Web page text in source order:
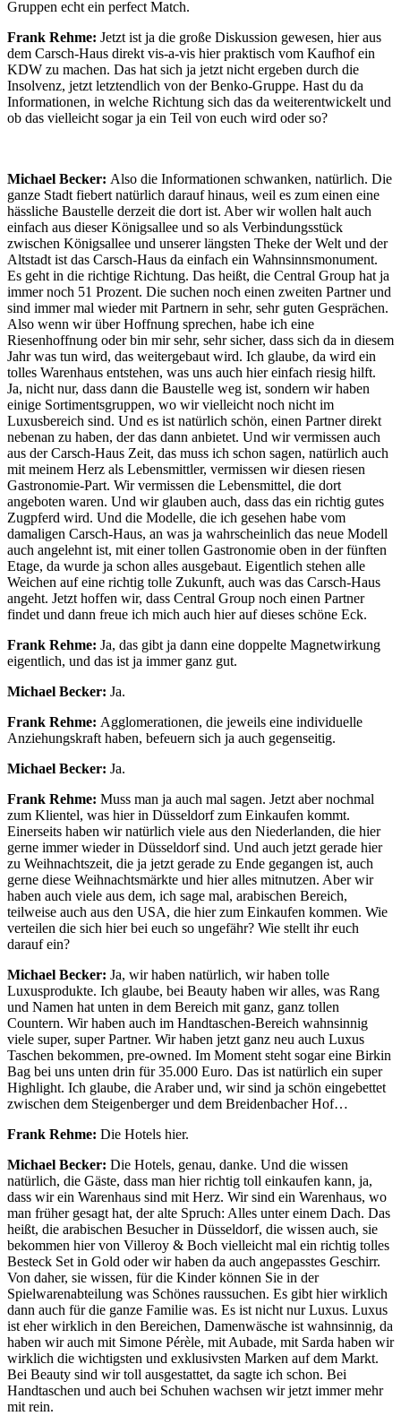
Gruppen echt ein perfect Match.
Frank Rehme: Jetzt ist ja die große Diskussion gewesen, hier aus
dem Carsch-Haus direkt vis-a-vis hier praktisch vom Kaufhof ein
KDW zu machen. Das hat sich ja jetzt nicht ergeben durch die
Insolvenz, jetzt letztendlich von der Benko-Gruppe. Hast du da
Informationen, in welche Richtung sich das da weiterentwickelt und
ob das vielleicht sogar ja ein Teil von euch wird oder so?
Michael Becker: Also die Informationen schwanken, natürlich. Die
ganze Stadt fiebert natürlich darauf hinaus, weil es zum einen eine
hässliche Baustelle derzeit die dort ist. Aber wir wollen halt auch
einfach aus dieser Königsallee und so als Verbindungsstück
zwischen Königsallee und unserer längsten Theke der Welt und der
Altstadt ist das Carsch-Haus da einfach ein Wahnsinnsmonument.
Es geht in die richtige Richtung. Das heißt, die Central Group hat ja
immer noch 51 Prozent. Die suchen noch einen zweiten Partner und
sind immer mal wieder mit Partnern in sehr, sehr guten Gesprächen.
Also wenn wir über Hoffnung sprechen, habe ich eine
Riesenhoffnung oder bin mir sehr, sehr sicher, dass sich da in diesem
Jahr was tun wird, das weitergebaut wird. Ich glaube, da wird ein
tolles Warenhaus entstehen, was uns auch hier einfach riesig hilft.
Ja, nicht nur, dass dann die Baustelle weg ist, sondern wir haben
einige Sortimentsgruppen, wo wir vielleicht noch nicht im
Luxusbereich sind. Und es ist natürlich schön, einen Partner direkt
nebenan zu haben, der das dann anbietet. Und wir vermissen auch
aus der Carsch-Haus Zeit, das muss ich schon sagen, natürlich auch
mit meinem Herz als Lebensmittler, vermissen wir diesen riesen
Gastronomie-Part. Wir vermissen die Lebensmittel, die dort
angeboten waren. Und wir glauben auch, dass das ein richtig gutes
Zugpferd wird. Und die Modelle, die ich gesehen habe vom
damaligen Carsch-Haus, an was ja wahrscheinlich das neue Modell
auch angelehnt ist, mit einer tollen Gastronomie oben in der fünften
Etage, da wurde ja schon alles ausgebaut. Eigentlich stehen alle
Weichen auf eine richtig tolle Zukunft, auch was das Carsch-Haus
angeht. Jetzt hoffen wir, dass Central Group noch einen Partner
findet und dann freue ich mich auch hier auf dieses schöne Eck.
Frank Rehme: Ja, das gibt ja dann eine doppelte Magnetwirkung
eigentlich, und das ist ja immer ganz gut.
Michael Becker: Ja.
Frank Rehme: Agglomerationen, die jeweils eine individuelle
Anziehungskraft haben, befeuern sich ja auch gegenseitig.
Michael Becker: Ja.
Frank Rehme: Muss man ja auch mal sagen. Jetzt aber nochmal
zum Klientel, was hier in Düsseldorf zum Einkaufen kommt.
Einerseits haben wir natürlich viele aus den Niederlanden, die hier
gerne immer wieder in Düsseldorf sind. Und auch jetzt gerade hier
zu Weihnachtszeit, die ja jetzt gerade zu Ende gegangen ist, auch
gerne diese Weihnachtsmärkte und hier alles mitnutzen. Aber wir
haben auch viele aus dem, ich sage mal, arabischen Bereich,
teilweise auch aus den USA, die hier zum Einkaufen kommen. Wie
verteilen die sich hier bei euch so ungefähr? Wie stellt ihr euch
darauf ein?
Michael Becker: Ja, wir haben natürlich, wir haben tolle
Luxusprodukte. Ich glaube, bei Beauty haben wir alles, was Rang
und Namen hat unten in dem Bereich mit ganz, ganz tollen
Countern. Wir haben auch im Handtaschen-Bereich wahnsinnig
viele super, super Partner. Wir haben jetzt ganz neu auch Luxus
Taschen bekommen, pre-owned. Im Moment steht sogar eine Birkin
Bag bei uns unten drin für 35.000 Euro. Das ist natürlich ein super
Highlight. Ich glaube, die Araber und, wir sind ja schön eingebettet
zwischen dem Steigenberger und dem Breidenbacher Hof…
Frank Rehme: Die Hotels hier.
Michael Becker: Die Hotels, genau, danke. Und die wissen
natürlich, die Gäste, dass man hier richtig toll einkaufen kann, ja,
dass wir ein Warenhaus sind mit Herz. Wir sind ein Warenhaus, wo
man früher gesagt hat, der alte Spruch: Alles unter einem Dach. Das
heißt, die arabischen Besucher in Düsseldorf, die wissen auch, sie
bekommen hier von Villeroy & Boch vielleicht mal ein richtig tolles
Besteck Set in Gold oder wir haben da auch angepasstes Geschirr.
Von daher, sie wissen, für die Kinder können Sie in der
Spielwarenabteilung was Schönes raussuchen. Es gibt hier wirklich
dann auch für die ganze Familie was. Es ist nicht nur Luxus. Luxus
ist eher wirklich in den Bereichen, Damenwäsche ist wahnsinnig, da
haben wir auch mit Simone Pérèle, mit Aubade, mit Sarda haben wir
wirklich die wichtigsten und exklusivsten Marken auf dem Markt.
Bei Beauty sind wir toll ausgestattet, da sagte ich schon. Bei
Handtaschen und auch bei Schuhen wachsen wir jetzt immer mehr
mit rein.